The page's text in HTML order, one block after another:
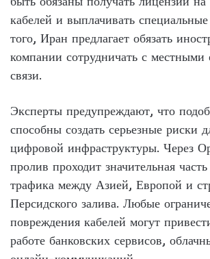
кабелей и выплачивать
того, Иран предлагает обязать
компании сотрудничать с местными
связи.
Эксперты предупреждают, что
способны создать серьезные риски
цифровой инфраструктуры. Через
пролив проходит значительная
трафика между Азией, Европой и
Персидского залива. Любые
повреждения кабелей могут
работе банковских сервисов,